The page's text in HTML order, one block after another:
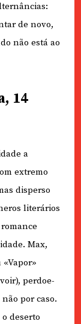
de novo,
não está ao
14
a
extremo
disperso
literários
Max,
perdoe-
por caso.
deserto